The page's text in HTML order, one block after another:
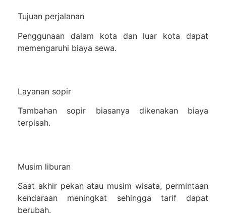
Tujuan perjalanan
Penggunaan dalam kota dan luar kota dapat
memengaruhi biaya sewa.
Layanan sopir
Tambahan sopir biasanya dikenakan biaya
terpisah.
Musim liburan
Saat akhir pekan atau musim wisata, permintaan
kendaraan meningkat sehingga tarif dapat
berubah.